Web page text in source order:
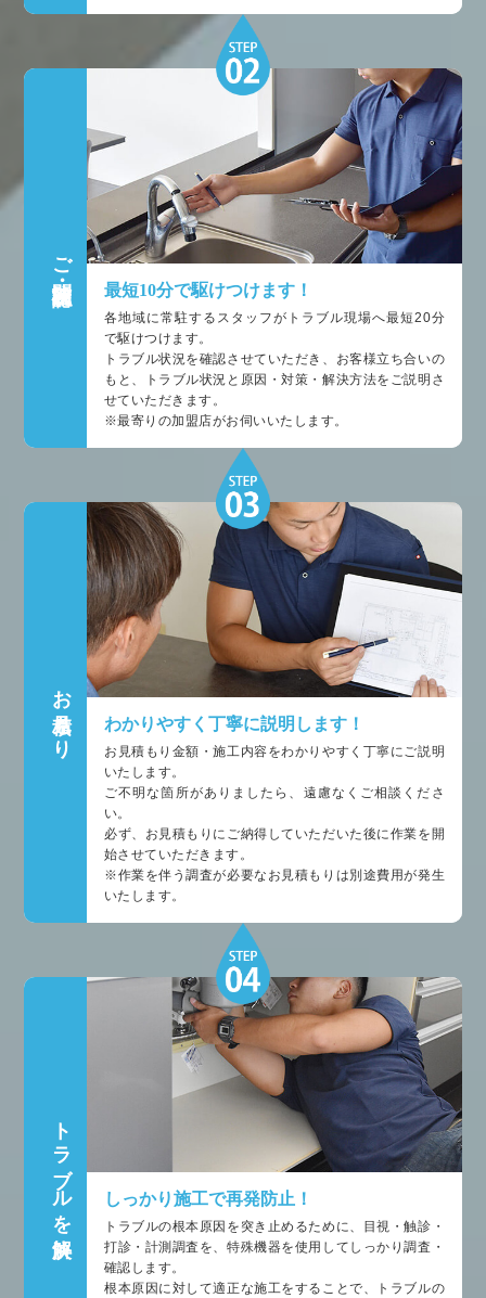
ご訪問・状況確認
最短10分で駆けつけます！
各地域に常駐するスタッフがトラブル現場へ最短20分
で駆けつけます。
トラブル状況を確認させていただき、お客様立ち合いの
もと、トラブル状況と原因・対策・解決方法をご説明さ
せていただきます。
※最寄りの加盟店がお伺いいたします。
お見積もり わかりやすく丁寧に説明します！
お見積もり金額・施工内容をわかりやすく丁寧にご説明
いたします。
ご不明な箇所がありましたら、遠慮なくご相談くださ
い。
必ず、お見積もりにご納得していただいた後に作業を開
始させていただきます。
※作業を伴う調査が必要なお見積もりは別途費用が発生
いたします。
トラブルを解決 しっかり施工で再発防止！
トラブルの根本原因を突き止めるために、目視・触診・
打診・計測調査を、特殊機器を使用してしっかり調査・
確認します。
根本原因に対して適正な施工をすることで、トラブルの